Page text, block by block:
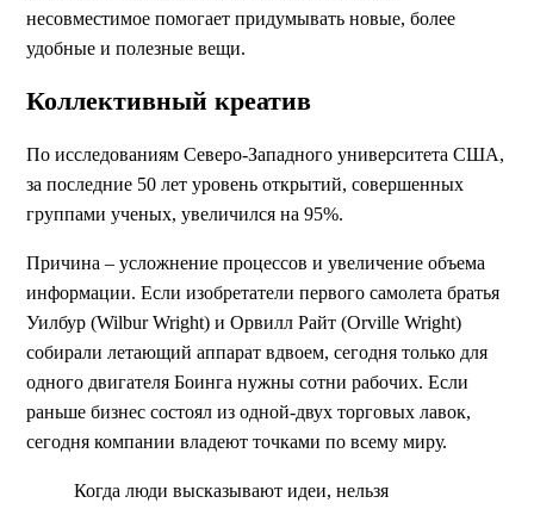
несовместимое помогает придумывать новые, более
удобные и полезные вещи.
Коллективный креатив
По исследованиям Северо-Западного университета США,
за последние 50 лет уровень открытий, совершенных
группами ученых, увеличился на 95%.
Причина – усложнение процессов и увеличение объема
информации. Если изобретатели первого самолета братья
Уилбур (Wilbur Wright) и Орвилл Райт (Orville Wright)
собирали летающий аппарат вдвоем, сегодня только для
одного двигателя Боинга нужны сотни рабочих. Если
раньше бизнес состоял из одной-двух торговых лавок,
сегодня компании владеют точками по всему миру.
Когда люди высказывают идеи, нельзя